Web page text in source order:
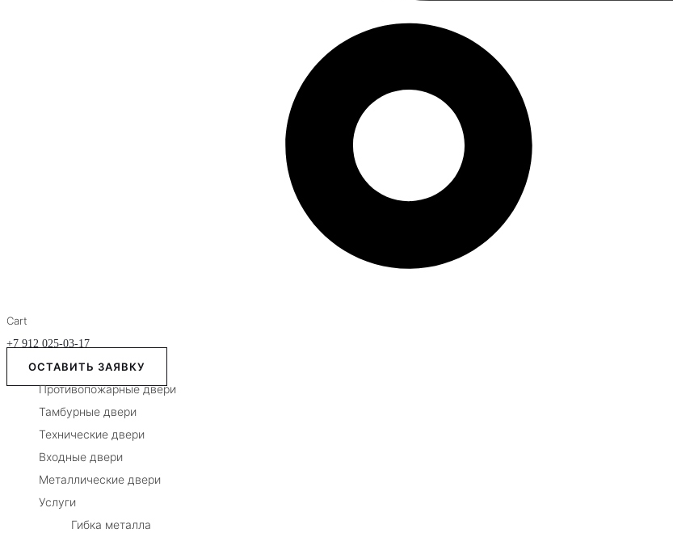
Cart
+7 912 025-03-17
ОСТАВИТЬ ЗАЯВКУ
Противопожарные двери
Тамбурные двери
Технические двери
Входные двери
Металлические двери
Услуги
Гибка металла